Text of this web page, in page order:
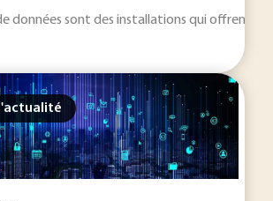
données sont des installations qui offrent